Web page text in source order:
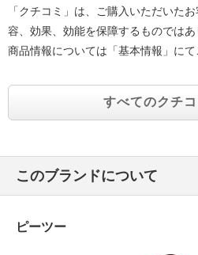
「クチコミ」は、ご購入いただいた
容、効果、効能を保障するものではあ
商品情報については「基本情報」にて
すべてのクチ
このブランドについて
ピーツー